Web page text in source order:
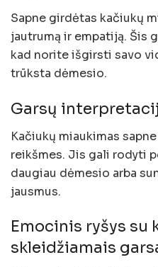
Sapne girdėtas kačiukų
jautrumą ir empatiją. Šis
kad norite išgirsti savo
trūksta dėmesio.
Garsų
Kačiukų miaukimas
reikšmes. Jis gali rodyti
daugiau dėmesio arba
jausmus.
Emocinis ryšys su
skleidžiamais